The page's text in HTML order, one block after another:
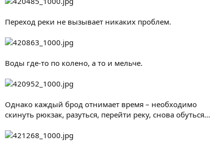
Переход реки не вызывает никаких проблем.
Воды где-то по колено, а то и мельче.
Однако каждый брод отнимает время – необходимо
скинуть рюкзак, разуться, перейти реку, снова обуться...